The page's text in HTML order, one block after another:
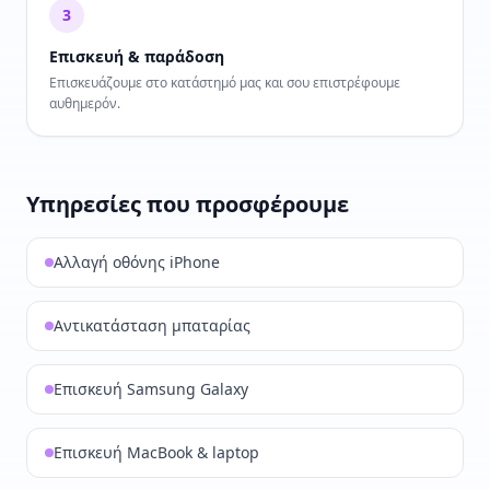
3
Επισκευή & παράδοση
Επισκευάζουμε στο κατάστημό μας και σου επιστρέφουμε
αυθημερόν.
Υπηρεσίες που προσφέρουμε
Αλλαγή οθόνης iPhone
Αντικατάσταση μπαταρίας
Επισκευή Samsung Galaxy
Επισκευή MacBook & laptop